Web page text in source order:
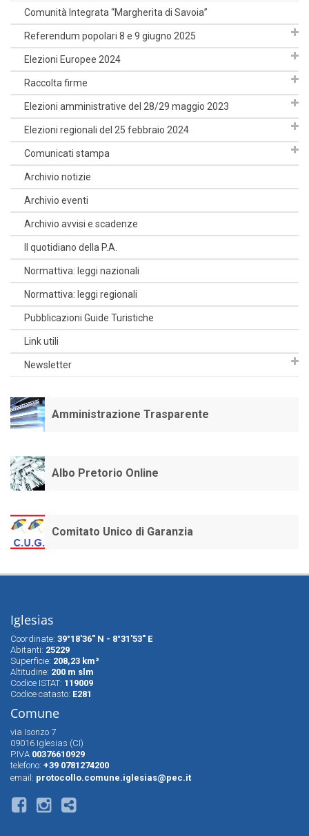
Comunità Integrata “Margherita di Savoia”
Referendum popolari 8 e 9 giugno 2025
Elezioni Europee 2024
Raccolta firme
Elezioni amministrative del 28/29 maggio 2023
Elezioni regionali del 25 febbraio 2024
Comunicati stampa
Archivio notizie
Archivio eventi
Archivio avvisi e scadenze
Il quotidiano della P.A.
Normattiva: leggi nazionali
Normattiva: leggi regionali
Pubblicazioni Guide Turistiche
Link utili
Newsletter
Amministrazione Trasparente
Albo Pretorio Online
Comitato Unico di Garanzia
Iglesias
Coordinate: 39°18'36" N - 8°31'53" E
Abitanti: 25229
Superfìcie: 208,23 km²
Altitudine: 200 m slm
Codice ISTAT: 119009
Codice catasto: E281
Comune
via Isonzo 7
09016 Iglesias (CI)
P.IVA 00376610929
telefono: +39 0781274200
email: protocollo.comune.iglesias@pec.it